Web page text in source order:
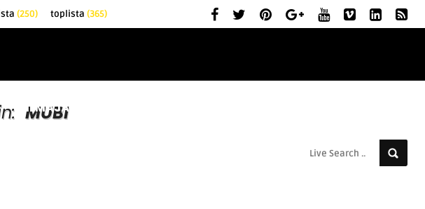
(250) toplista (365)
FILMAJÁNLÓ
MUBI